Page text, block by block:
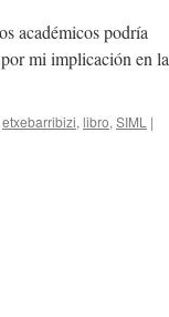
académicos podría
mi implicación en la
etxebarribizi, libro, SIML |